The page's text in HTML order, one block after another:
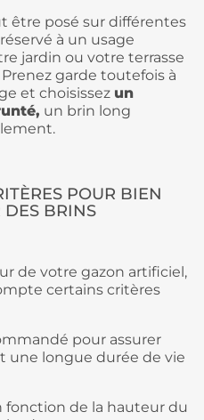
être posé sur différentes
à un usage
jardin ou votre terrasse
garde toutefois à
et choisissez un
un brin long
POUR BIEN
DES BRINS
de votre gazon artificiel,
certains critères
pour assurer
une longue durée de vie
fonction de la hauteur du